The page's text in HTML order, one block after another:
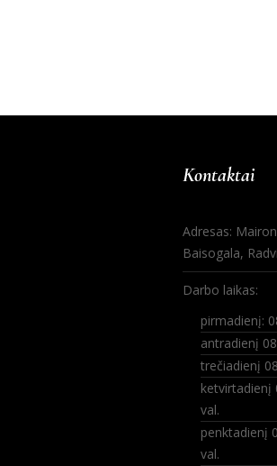
Kontaktai
Adresas:
Baisogala,
Darbo laikas:
pirmadienį:
antradienį
trečiadienį
ketvirtadienį
val.
penktadienį
val.